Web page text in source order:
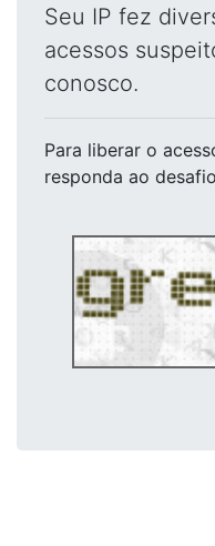
Seu IP fez
acessos
conosco.
Para liberar o
responda ao